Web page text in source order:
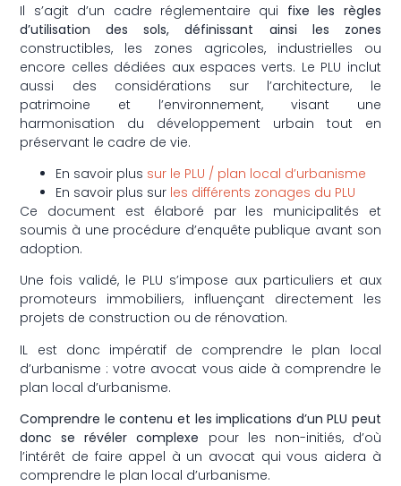
Il s’agit d’un cadre réglementaire qui fixe les règles
d’utilisation des sols, définissant ainsi les zones
constructibles, les zones agricoles, industrielles ou
encore celles dédiées aux espaces verts. Le PLU inclut
aussi des considérations sur l’architecture, le
patrimoine et l’environnement, visant une
harmonisation du développement urbain tout en
préservant le cadre de vie.
En savoir plus sur le PLU / plan local d’urbanisme
En savoir plus sur les différents zonages du PLU
Ce document est élaboré par les municipalités et
soumis à une procédure d’enquête publique avant son
adoption.
Une fois validé, le PLU s’impose aux particuliers et aux
promoteurs immobiliers, influençant directement les
projets de construction ou de rénovation.
IL est donc impératif de comprendre le plan local
d’urbanisme : votre avocat vous aide à comprendre le
plan local d’urbanisme.
Comprendre le contenu et les implications d’un PLU peut
donc se révéler complexe pour les non-initiés, d’où
l’intérêt de faire appel à un avocat qui vous aidera à
comprendre le plan local d’urbanisme.